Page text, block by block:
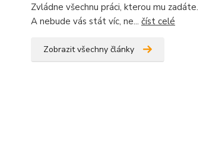
Zvládne všechnu práci, kterou mu zadáte.
A nebude vás stát víc, ne... číst celé
Zobrazit všechny články